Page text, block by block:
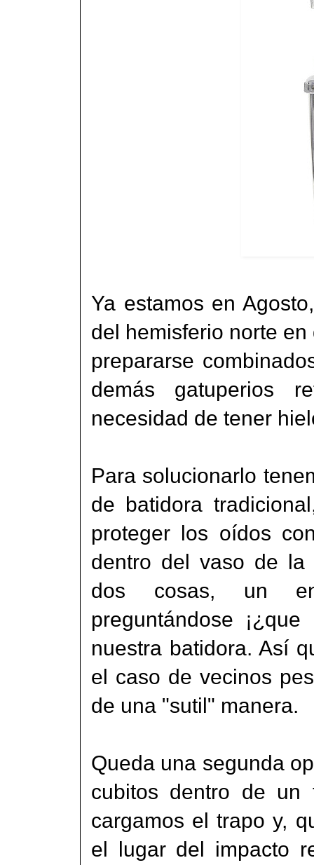
Ya estamos en
del hemisferio norte
prepararse
demás gatuperios
necesidad de tener
Para solucionarlo
de batidora
proteger los oídos
dentro del vaso de la
dos cosas, un
preguntándose
nuestra batidora. Así
el caso de vecinos
de una "sutil" manera.
Queda una segunda
cubitos dentro de
cargamos el trapo y,
el lugar del impacto